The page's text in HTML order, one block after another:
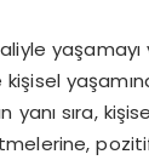
yaşamayı
sıra,